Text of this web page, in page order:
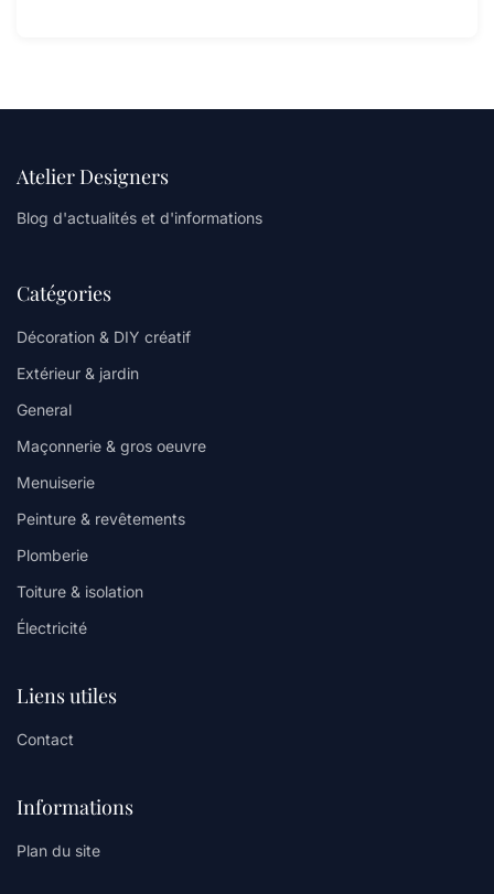
Atelier Designers
Blog d'actualités et d'informations
Catégories
Décoration & DIY créatif
Extérieur & jardin
General
Maçonnerie & gros oeuvre
Menuiserie
Peinture & revêtements
Plomberie
Toiture & isolation
Électricité
Liens utiles
Contact
Informations
Plan du site